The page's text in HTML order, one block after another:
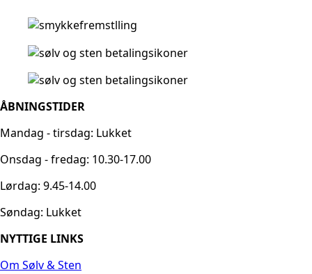
ÅBNINGSTIDER
Mandag - tirsdag: Lukket
Onsdag - fredag: 10.30-17.00
Lørdag: 9.45-14.00
Søndag: Lukket
NYTTIGE LINKS
Om Sølv & Sten